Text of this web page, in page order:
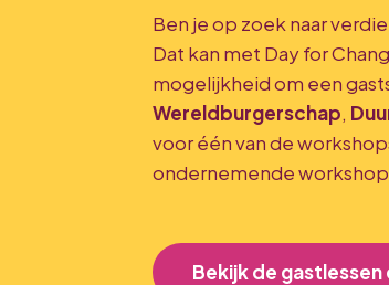
Ben je op zoek naar
Dat kan met Day for
mogelijkheid om een
Wereldburgerschap,
voor één van de
ondernemende workshop
Bekijk de